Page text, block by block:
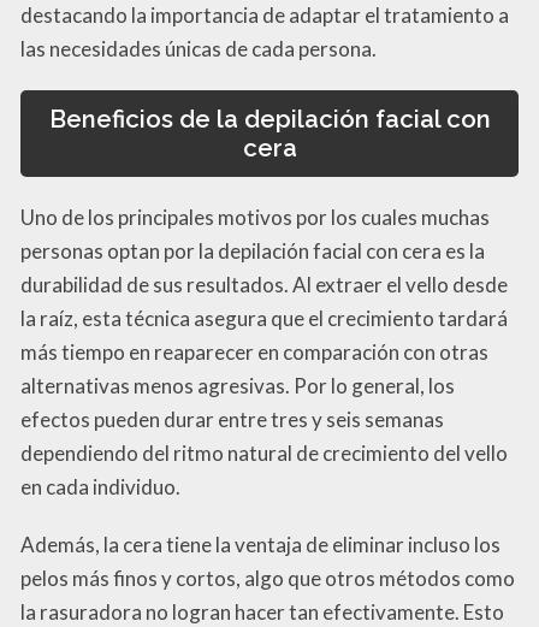
destacando la importancia de adaptar el tratamiento a
las necesidades únicas de cada persona.
Beneficios de la depilación facial con
cera
Uno de los principales motivos por los cuales muchas
personas optan por la depilación facial con cera es la
durabilidad de sus resultados. Al extraer el vello desde
la raíz, esta técnica asegura que el crecimiento tardará
más tiempo en reaparecer en comparación con otras
alternativas menos agresivas. Por lo general, los
efectos pueden durar entre tres y seis semanas
dependiendo del ritmo natural de crecimiento del vello
en cada individuo.
Además, la cera tiene la ventaja de eliminar incluso los
pelos más finos y cortos, algo que otros métodos como
la rasuradora no logran hacer tan efectivamente. Esto